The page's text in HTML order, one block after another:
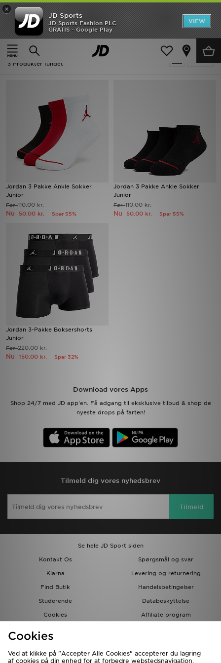
×
JD Sports
JD Sports Fashion PLC
GRATIS - Google Play
VIEW
Hjem
Børn Børnetilbehør Tilbehør
Børn - Jordan Tilbehør
3 Produkter fundet
Jordan 3 Pakke Ankle Sokker
Junior
Før110.00 kr.
Nu 50.00 kr. Spar 55%
Jordan 3 Pakke Ankle Sokker
Junior
Før110.00 kr.
Nu 50.00 kr. Spar 55%
Jordan 3-Pakke Boksershorts
Junior
Før220.00 kr.
Nu 150.00 kr. Spar 32%
Download vores Apps
Shop 24/7 med JD app'en. Få adgang til eksklusive tilbud & shop de
nyeste drops på farten!
Tilmeld dig vores nyhedsbrev
Tilmeld
Se hele JD Sport siden
Kontakt Os
Spørgsmål og svar
Klarna
Levering og returnering
Find Butik
Handelsbetingelser
Studerende
Databeskyttelse
Cookies
Affiliate program
Hjem
Udsalg
Nyheder
Bestsellers
Fodbold
Download JD app'en
Mit JD
Mine beskeder
Hjælp & information
JD Blog
Cookies
Ved at klikke på "Accepter Alle Cookies" accepterer du lagring
af cookies på din enhed for at forbedre webstedsnavigation,